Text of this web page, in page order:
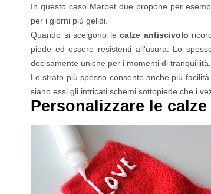
In questo caso Marbet due propone per
per i giorni più gelidi.
Quando si scelgono lecalze antiscivolo
piede ed essere resistenti all'usura. Lo
decisamente uniche per i momenti di tranquillità.
Lo strato più spesso consente anche più
siano essi gli intricati schemi sottopiede che i
Personalizzare le